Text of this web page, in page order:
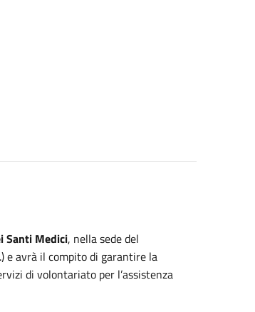
Santi Medici, nella sede del
e avrà il compito di garantire la
di volontariato per l’assistenza